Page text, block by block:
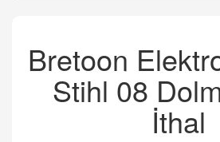
Bretoon
Stihl 08
İthal